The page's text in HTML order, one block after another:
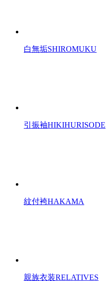
白無垢SHIROMUKU
引振袖HIKIHURISODE
紋付袴HAKAMA
親族衣装RELATIVES